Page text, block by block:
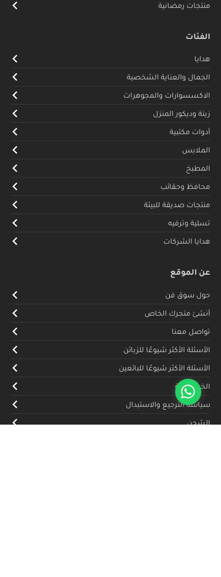
منتجات رمضانية
الفئات
هدايا
الجمال والعناية الشخصية
الاكسسوارات والمجوهرات
زينة وديكور المنزل
أدوات مكتبية
الملابس
المطبخ
محافظ وحقائب
منتجات صديقة للبيئة
تسلية وترفيه
هدايا الشركات
عن الموقع
حول سوق فن
أنشئ متجرك الخاص
تواصل معنا
الأسئلة الأكثر شيوعًا للزبائن
الأسئلة الأكثر شيوعًا للبائعين
الخصوصية
سياسة الترجيع والاستبدال
الشحن